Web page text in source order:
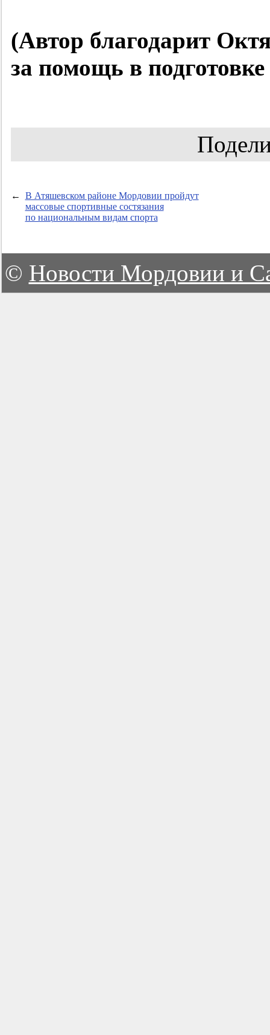
(Автор благодарит
за помощь в
←
В Атяшевском районе Мордовии пройдут
массовые спортивные состязания
по национальным видам спорта
© Новости Мордовии и